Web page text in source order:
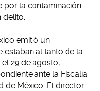
por la contaminación
delito.
emitió un
al tanto de la
29 de agosto,
ante la Fiscalía
de México. El director